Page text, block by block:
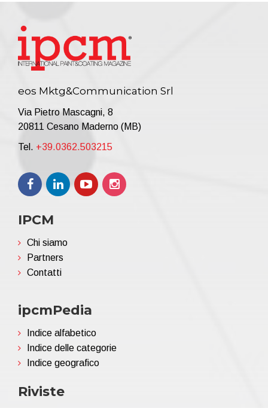
eos Mktg&Communication Srl
Via Pietro Mascagni, 8
20811 Cesano Maderno (MB)
Tel. +39.0362.503215
IPCM
Chi siamo
Partners
Contatti
ipcmPedia
Indice alfabetico
Indice delle categorie
Indice geografico
Riviste